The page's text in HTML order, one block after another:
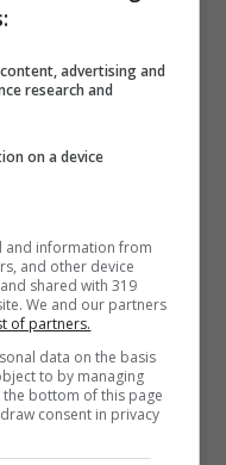
liberi nel
era anche
si associava
di
stessi.
da adulti il
si era bambini:
sogno
cosa accade
nel cielo come
advertising and
research and
on a device
and information from
and other device
shared with 319
We and our partners
of partners.
data on the basis
to by managing
bottom of this page
consent in privacy